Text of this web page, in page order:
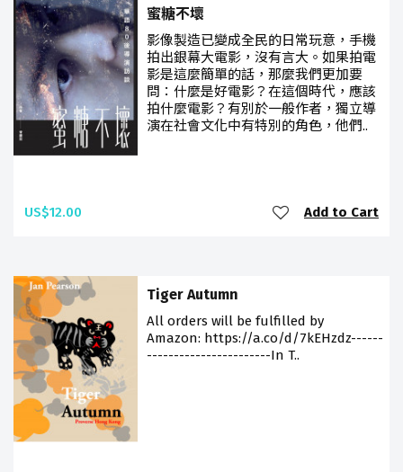
蜜糖不壞
影像製造已變成全民的日常玩意，手機
拍出銀幕大電影，沒有言大。如果拍電
影是這麼簡單的話，那麼我們更加要
問：什麼是好電影？在這個時代，應該
拍什麼電影？有別於一般作者，獨立導
演在社會文化中有特別的角色，他們..
US$12.00 Add to Cart
Tiger Autumn
All orders will be fulfilled by
Amazon: https://a.co/d/7kEHzdz------
-----------------------In T..